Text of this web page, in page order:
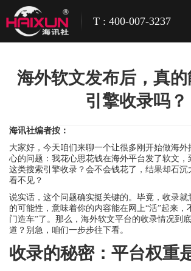
T : 400-007-3237
海外软文发布后，真
引擎收录吗？
海讯社编者按：
大家好，今天咱们来聊一个让很多刚开始做海
心的问题：我花心思花钱在海外平台发了软文，
这类搜索引擎收录？会不会钱花了，结果却石沉
看不见？
说实话，这个问题确实挺关键的。毕竟，收录就
的可能性，意味着你的内容能在网上“活”起来，
门造车”了。那么，海外软文平台的收录情况到
道？别急，咱们一步步往下看。
收录的秘密：平台权重